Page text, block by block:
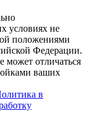
условиях не
положениями
Федерации.
может отличаться
ваших
в